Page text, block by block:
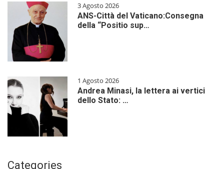
3 Agosto 2026
ANS-Città del Vaticano:Consegna
della “Positio sup…
1 Agosto 2026
Andrea Minasi, la lettera ai vertici
dello Stato: …
Categories